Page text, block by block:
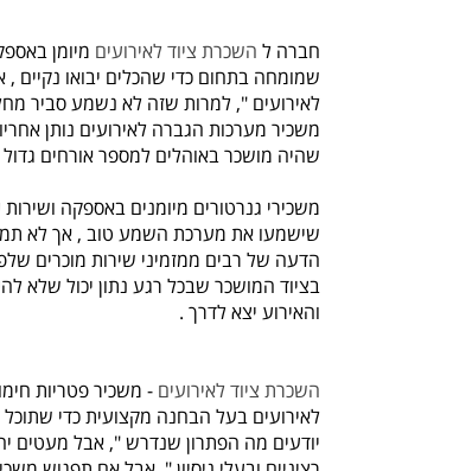
חברה ל השכרת ציוד לאירועים מיומן
שמומחה בתחום כדי שהכלים יבואו נקיים
לאירועים ", למרות שזה לא נשמע סביר
משכיר מערכות הגברה לאירועים נותן
שהיה מושכר באוהלים למספר אורחים
משכירי גנרטורים מיומנים באספקה
שישמעו את מערכת השמע טוב , אך לא תמיד
הדעה של רבים ממזמיני שירות מוכרים
בציוד המושכר שבכל רגע נתון יכול שלא
והאירוע יצא לדרך .
השכרת ציוד לאירועים - משכיר פטריות
לאירועים בעל הבחנה מקצועית כדי
יודעים מה הפתרון שנדרש ", אבל מעטים